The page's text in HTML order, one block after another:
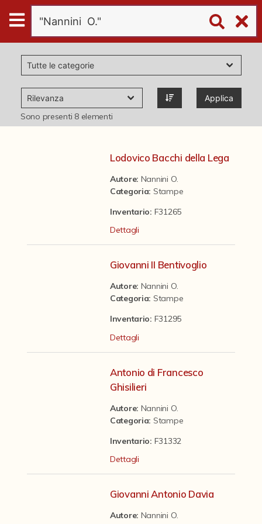
Digital
Humanities
Donazioni
Pubblicazioni
Il progetto Digital Humanities
Applica
Sono presenti 8elementi
Lodovico Bacchi della Lega
Autore: Nannini O.
Categoria: Stampe
Inventario: F31265
Dettagli
Giovanni II Bentivoglio
Autore: Nannini O.
Categoria: Stampe
Inventario: F31295
Dettagli
Antonio di Francesco
Ghisilieri
Autore: Nannini O.
Categoria: Stampe
Inventario: F31332
Dettagli
Giovanni Antonio Davia
Autore: Nannini O.